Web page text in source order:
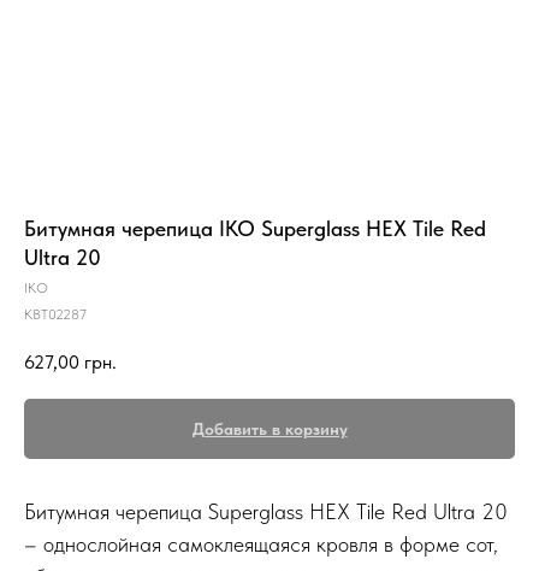
Битумная черепица IKO Superglass HEX Tile Red
Ultra 20
IKO
KВТ02287
627,00 грн.
Добавить в корзину
Битумная черепица Superglass HEX Tile Red Ultra 20
– однослойная самоклеящаяся кровля в форме сот,